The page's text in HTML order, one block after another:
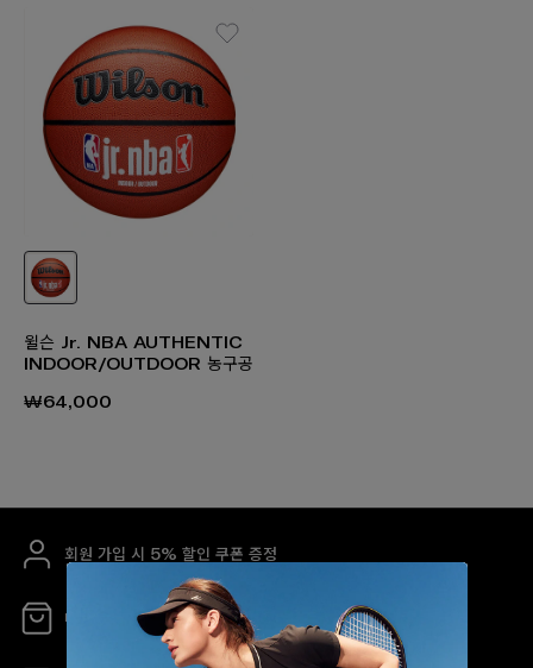
윌슨 Jr. NBA AUTHENTIC
INDOOR/OUTDOOR 농구공
₩64,000
회원 가입 시 5% 할인 쿠폰 증정
매장 안내